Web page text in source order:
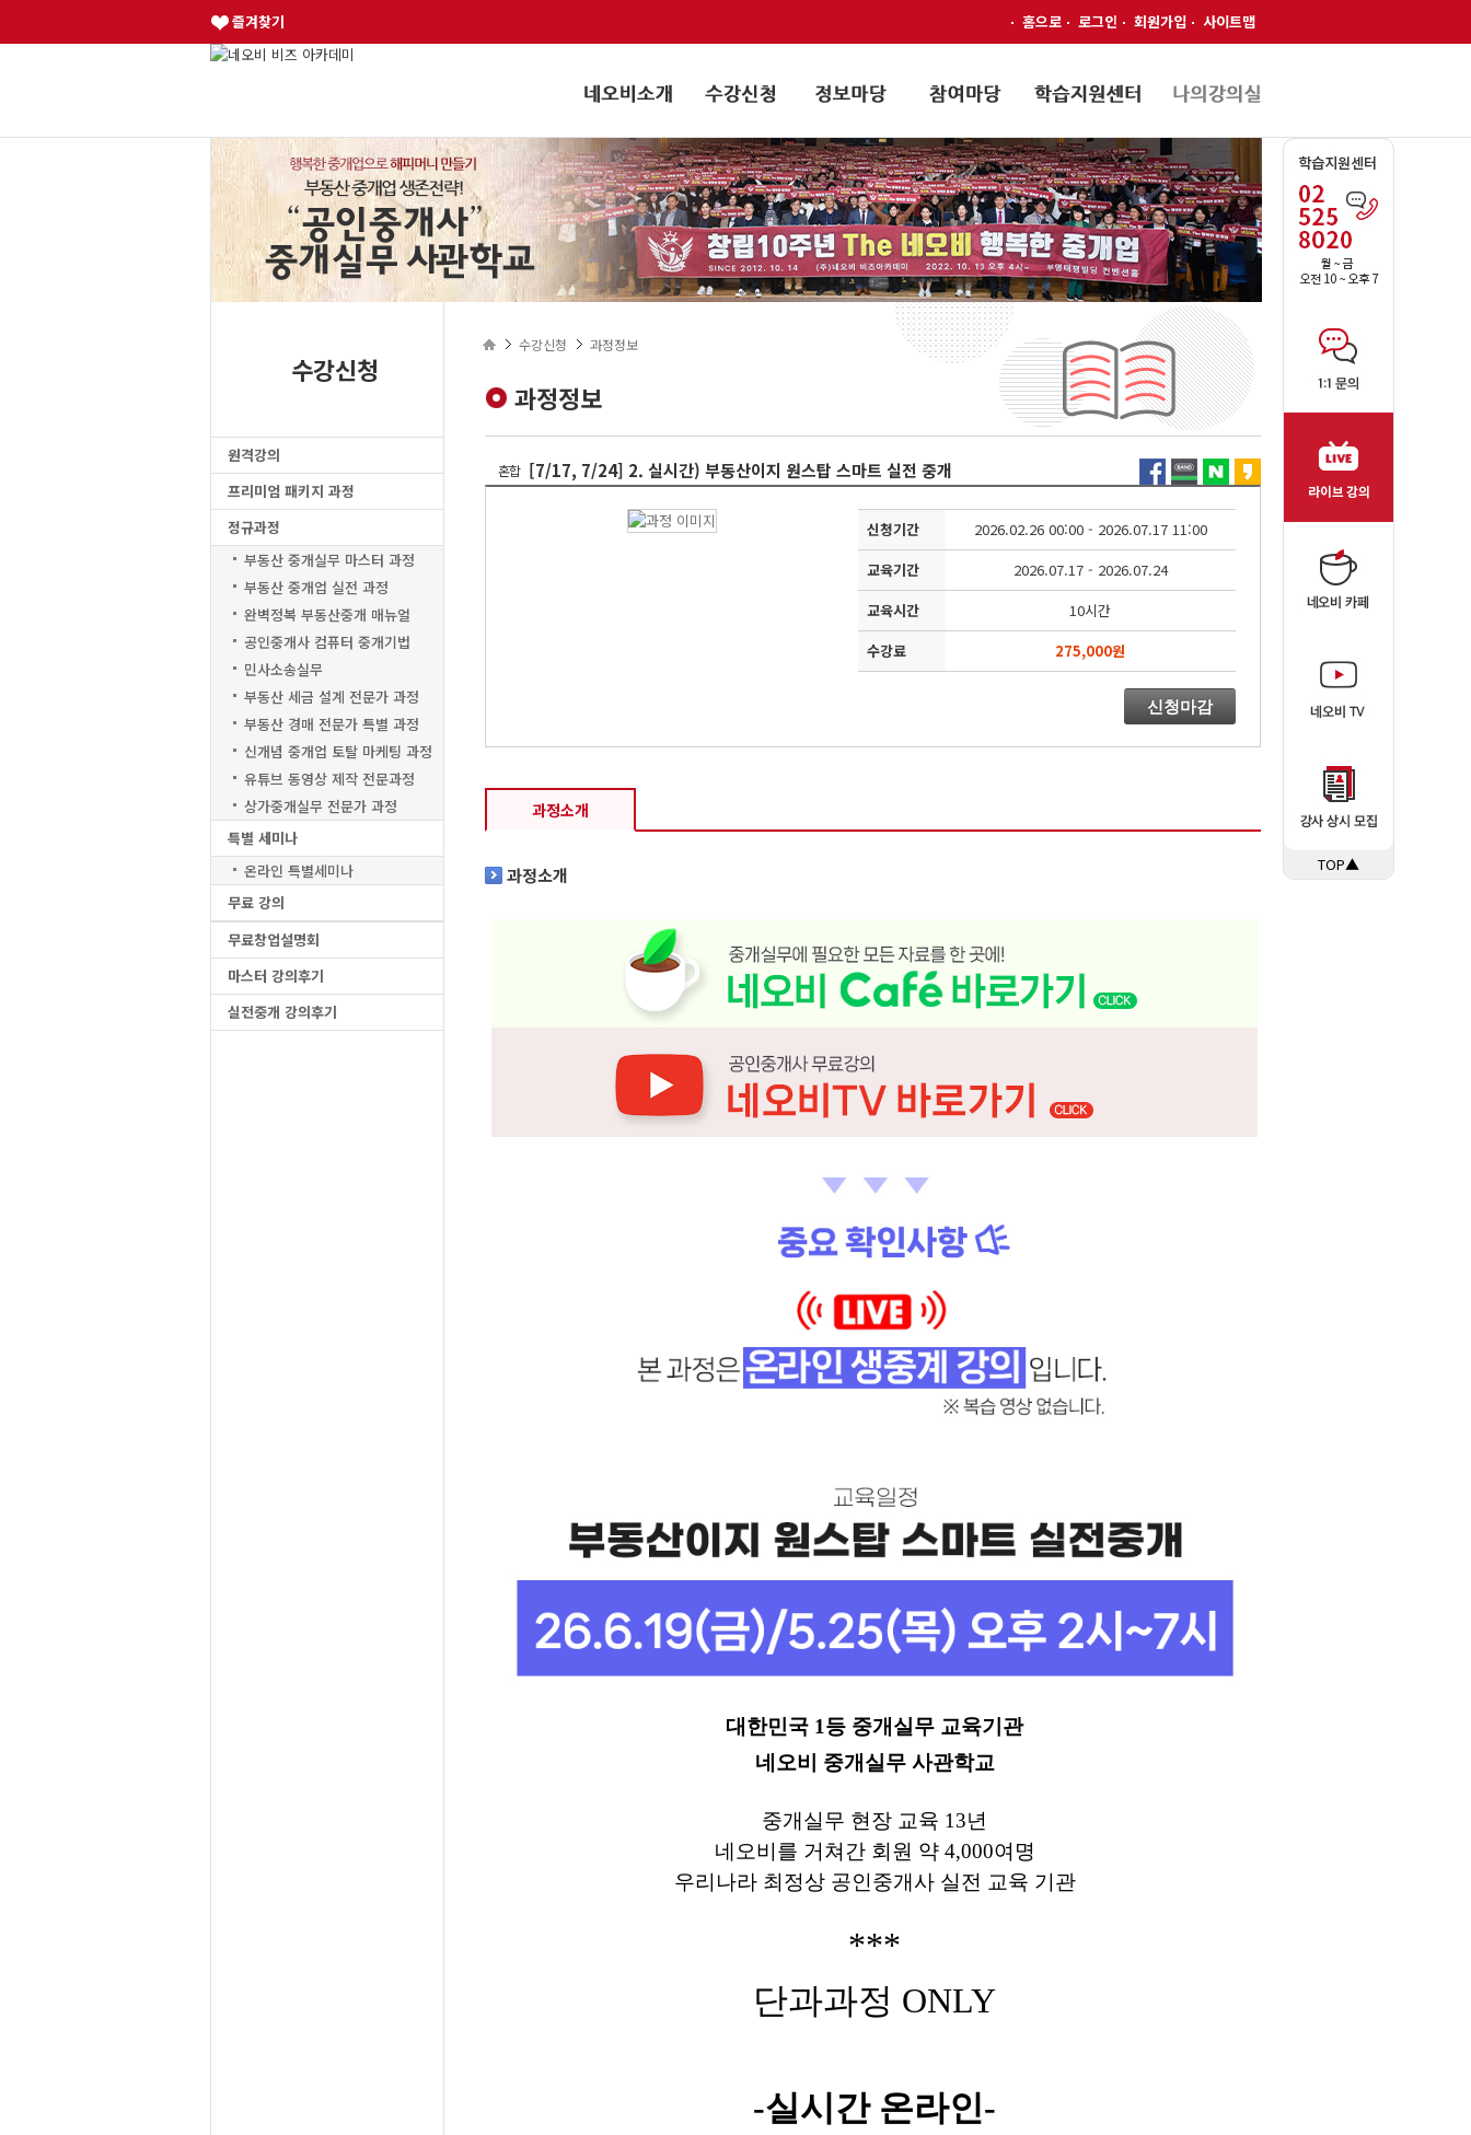
즐겨찾기 홈으로 로그인 회원가입 사이트맵
TOP▲
수강신청
원격강의
프리미엄 패키지 과정
정규과정
부동산 중개실무 마스터 과정
부동산 중개업 실전 과정
완벽정복 부동산중개 매뉴얼
공인중개사 컴퓨터 중개기법
민사소송실무
부동산 세금 설계 전문가 과정
부동산 경매 전문가 특별 과정
신개념 중개업 토탈 마케팅 과정
유튜브 동영상 제작 전문과정
상가중개실무 전문가 과정
특별 세미나
온라인 특별세미나
무료 강의
무료창업설명회
마스터 강의후기
실전중개 강의후기
수강신청 과정정보
과정정보
혼합 [7/17, 7/24] 2. 실시간) 부동산이지 원스탑 스마트 실전 중개
신청기간
2026.02.26 00:00 - 2026.07.17 11:00
교육기간
2026.07.17 - 2026.07.24
교육시간
10시간
수강료
275,000원
신청마감
과정소개
과정소개
대한민국 1등 중개실무 교육기관
네오비 중개실무 사관학교
중개실무 현장 교육 13년
네오비를 거쳐간 회원 약 4,000여명
우리나라 최정상 공인중개사 실전 교육 기관
***
단과과정 ONLY
-실시간 온라인-